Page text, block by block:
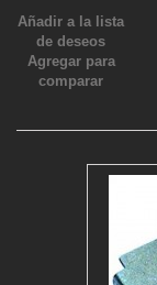
Añadir a la lista
de deseos
Agregar para
comparar